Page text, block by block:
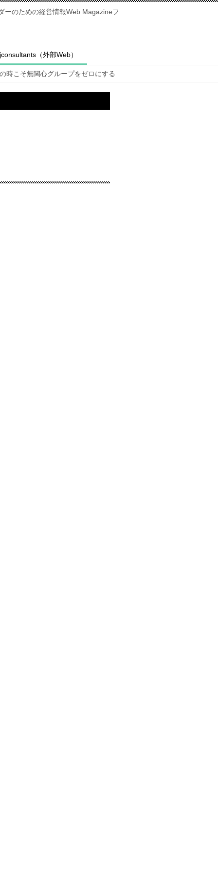
ーのための経営情報Web Magazineフ
（外部Web）
時こそ無関心グループをゼロにする